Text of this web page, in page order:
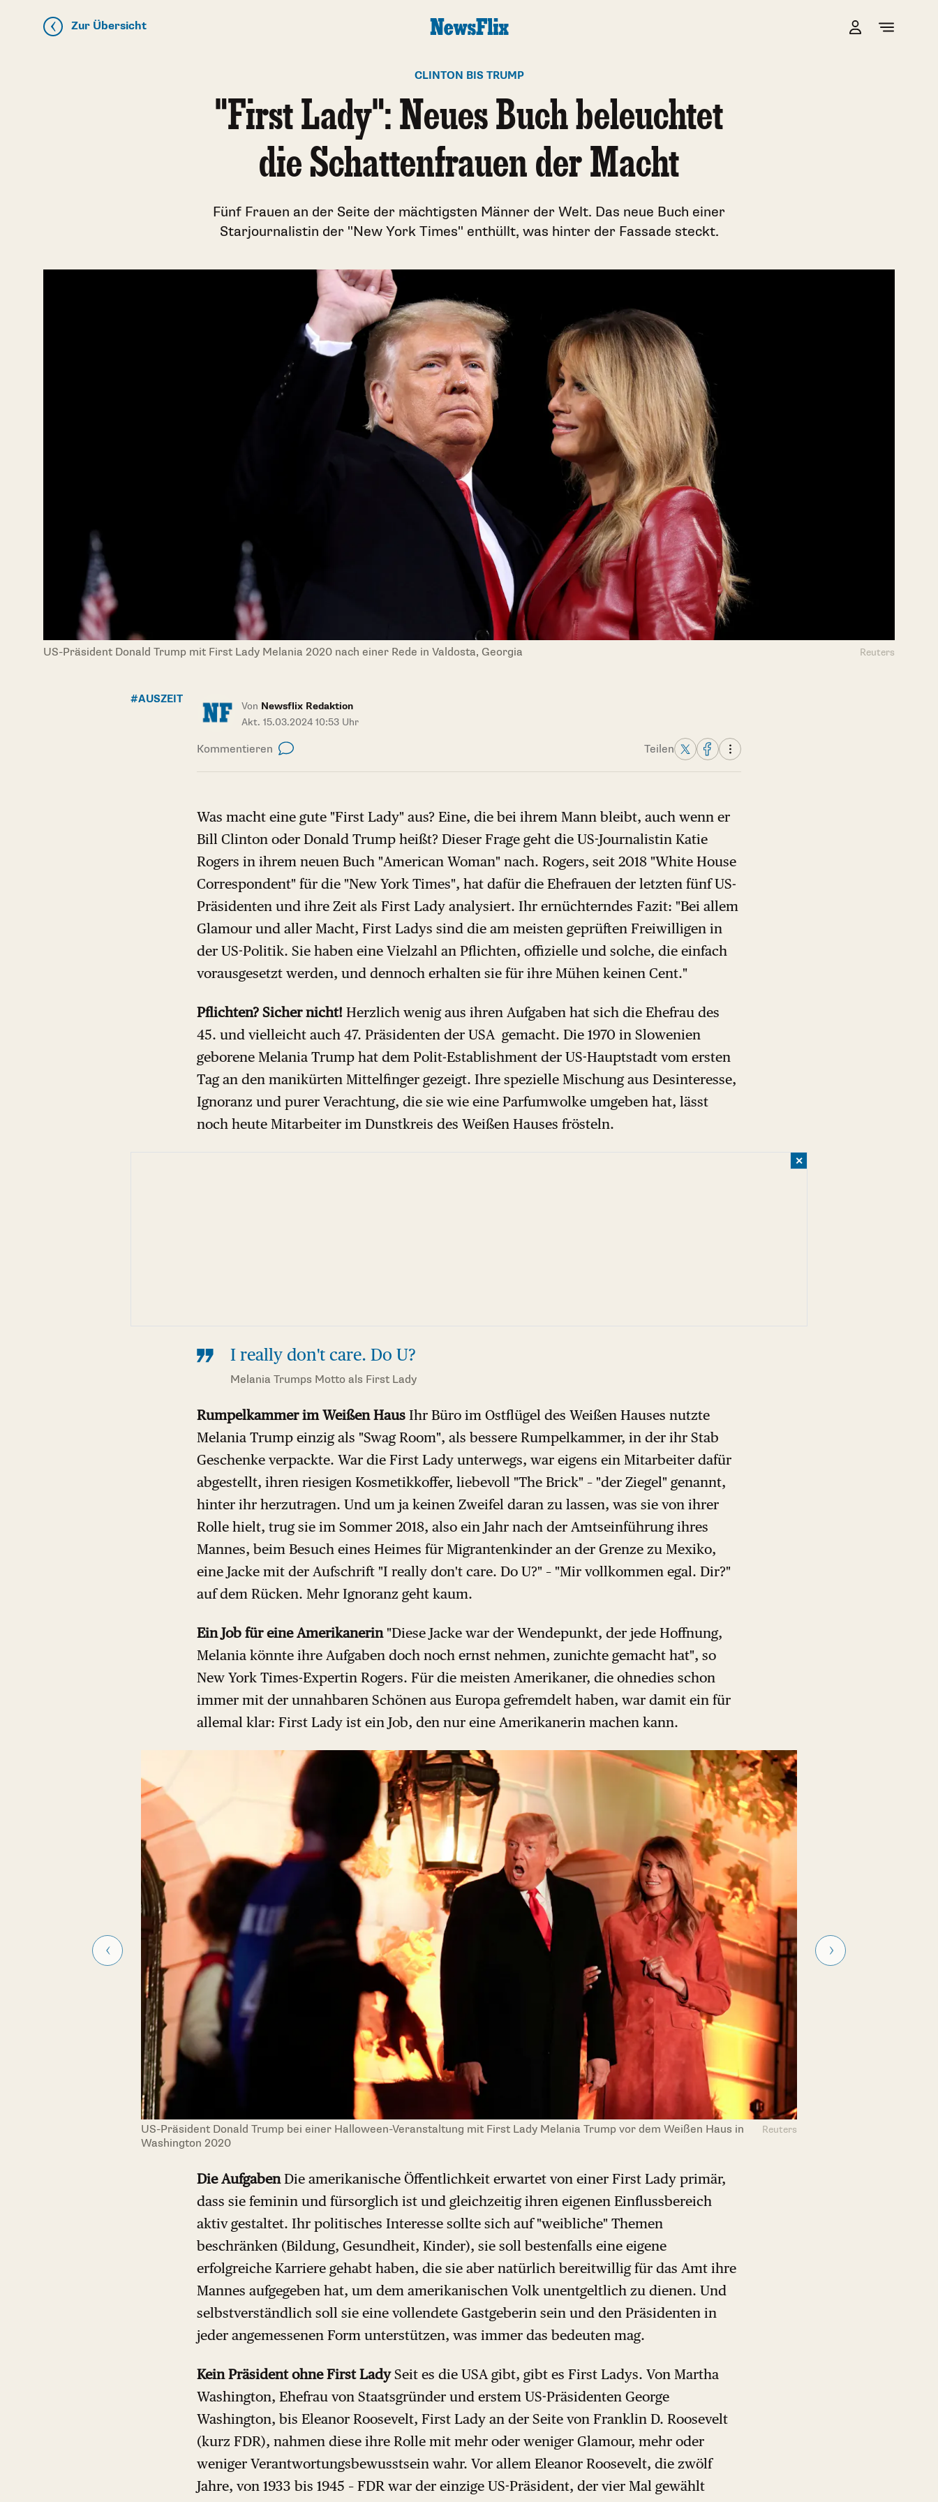
Zur Übersicht
CLINTON BIS TRUMP
"First Lady": Neues Buch beleuchtet
die Schattenfrauen der Macht
Fünf Frauen an der Seite der mächtigsten Männer der Welt. Das neue Buch einer
Starjournalistin der "New York Times" enthüllt, was hinter der Fassade steckt.
US-Präsident Donald Trump mit First Lady Melania 2020 nach einer Rede in Valdosta, Georgia Reuters
#AUSZEIT
Von Newsflix Redaktion
Akt. 15.03.2024 10:53 Uhr
Kommentieren Teilen
Was macht eine gute "First Lady" aus? Eine, die bei ihrem Mann bleibt, auch wenn er
Bill Clinton oder Donald Trump heißt? Dieser Frage geht die US-Journalistin Katie
Rogers in ihrem neuen Buch "American Woman" nach. Rogers, seit 2018 "White House
Correspondent" für die "New York Times", hat dafür die Ehefrauen der letzten fünf US-
Präsidenten und ihre Zeit als First Lady analysiert. Ihr ernüchterndes Fazit: "Bei allem
Glamour und aller Macht, First Ladys sind die am meisten geprüften Freiwilligen in
der US-Politik. Sie haben eine Vielzahl an Pflichten, offizielle und solche, die einfach
vorausgesetzt werden, und dennoch erhalten sie für ihre Mühen keinen Cent."
Pflichten? Sicher nicht! Herzlich wenig aus ihren Aufgaben hat sich die Ehefrau des
45. und vielleicht auch 47. Präsidenten der USA gemacht. Die 1970 in Slowenien
geborene Melania Trump hat dem Polit-Establishment der US-Hauptstadt vom ersten
Tag an den manikürten Mittelfinger gezeigt. Ihre spezielle Mischung aus Desinteresse,
Ignoranz und purer Verachtung, die sie wie eine Parfumwolke umgeben hat, lässt
noch heute Mitarbeiter im Dunstkreis des Weißen Hauses frösteln.
✕
I really don't care. Do U?
Melania Trumps Motto als First Lady
Rumpelkammer im Weißen Haus Ihr Büro im Ostflügel des Weißen Hauses nutzte
Melania Trump einzig als "Swag Room", als bessere Rumpelkammer, in der ihr Stab
Geschenke verpackte. War die First Lady unterwegs, war eigens ein Mitarbeiter dafür
abgestellt, ihren riesigen Kosmetikkoffer, liebevoll "The Brick" – "der Ziegel" genannt,
hinter ihr herzutragen. Und um ja keinen Zweifel daran zu lassen, was sie von ihrer
Rolle hielt, trug sie im Sommer 2018, also ein Jahr nach der Amtseinführung ihres
Mannes, beim Besuch eines Heimes für Migrantenkinder an der Grenze zu Mexiko,
eine Jacke mit der Aufschrift "I really don't care. Do U?" – "Mir vollkommen egal. Dir?"
auf dem Rücken. Mehr Ignoranz geht kaum.
Ein Job für eine Amerikanerin"Diese Jacke war der Wendepunkt, der jede Hoffnung,
Melania könnte ihre Aufgaben doch noch ernst nehmen, zunichte gemacht hat", so
New York Times-Expertin Rogers. Für die meisten Amerikaner, die ohnedies schon
immer mit der unnahbaren Schönen aus Europa gefremdelt haben, war damit ein für
allemal klar: First Lady ist ein Job, den nur eine Amerikanerin machen kann.
US-Präsident Donald Trump bei einer Halloween-Veranstaltung mit First Lady Melania Trump vor dem Weißen Haus in
Washington 2020
Reuters
Die AufgabenDie amerikanische Öffentlichkeit erwartet von einer First Lady primär,
dass sie feminin und fürsorglich ist und gleichzeitig ihren eigenen Einflussbereich
aktiv gestaltet. Ihr politisches Interesse sollte sich auf "weibliche" Themen
beschränken (Bildung, Gesundheit, Kinder), sie soll bestenfalls eine eigene
erfolgreiche Karriere gehabt haben, die sie aber natürlich bereitwillig für das Amt ihre
Mannes aufgegeben hat, um dem amerikanischen Volk unentgeltlich zu dienen. Und
selbstverständlich soll sie eine vollendete Gastgeberin sein und den Präsidenten in
jeder angemessenen Form unterstützen, was immer das bedeuten mag.
Kein Präsident ohne First LadySeit es die USA gibt, gibt es First Ladys. Von Martha
Washington, Ehefrau von Staatsgründer und erstem US-Präsidenten George
Washington, bis Eleanor Roosevelt, First Lady an der Seite von Franklin D. Roosevelt
(kurz FDR), nahmen diese ihre Rolle mit mehr oder weniger Glamour, mehr oder
weniger Verantwortungsbewusstsein wahr. Vor allem Eleanor Roosevelt, die zwölf
Jahre, von 1933 bis 1945 – FDR war der einzige US-Präsident, der vier Mal gewählt